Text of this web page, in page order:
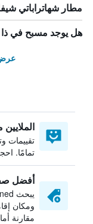
مطار شهاتراباتي
هل يوجد مسبح في
عرض
تقييمات
تمامًا.
أفضل
ومكان
مقارنة